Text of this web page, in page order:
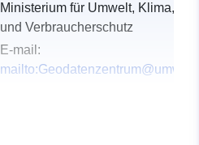
Ministerium für Umwelt, Klima,
und Verbraucherschutz
E-mail: